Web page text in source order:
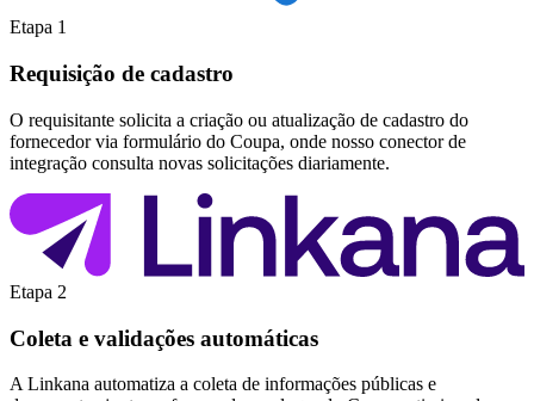
Etapa 1
Requisição de cadastro
O requisitante solicita a criação ou atualização de cadastro do
fornecedor via formulário do Coupa, onde nosso conector de
integração consulta novas solicitações diariamente.
Etapa 2
Coleta e validações automáticas
A Linkana automatiza a coleta de informações públicas e